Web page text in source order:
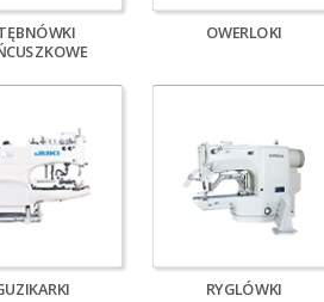
OWERLOKI
RYGLÓWKI